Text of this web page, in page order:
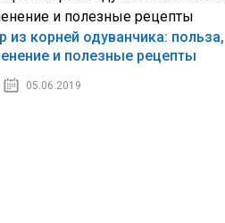
из корней одуванчика: польза,
и полезные рецепты
05.06.2019